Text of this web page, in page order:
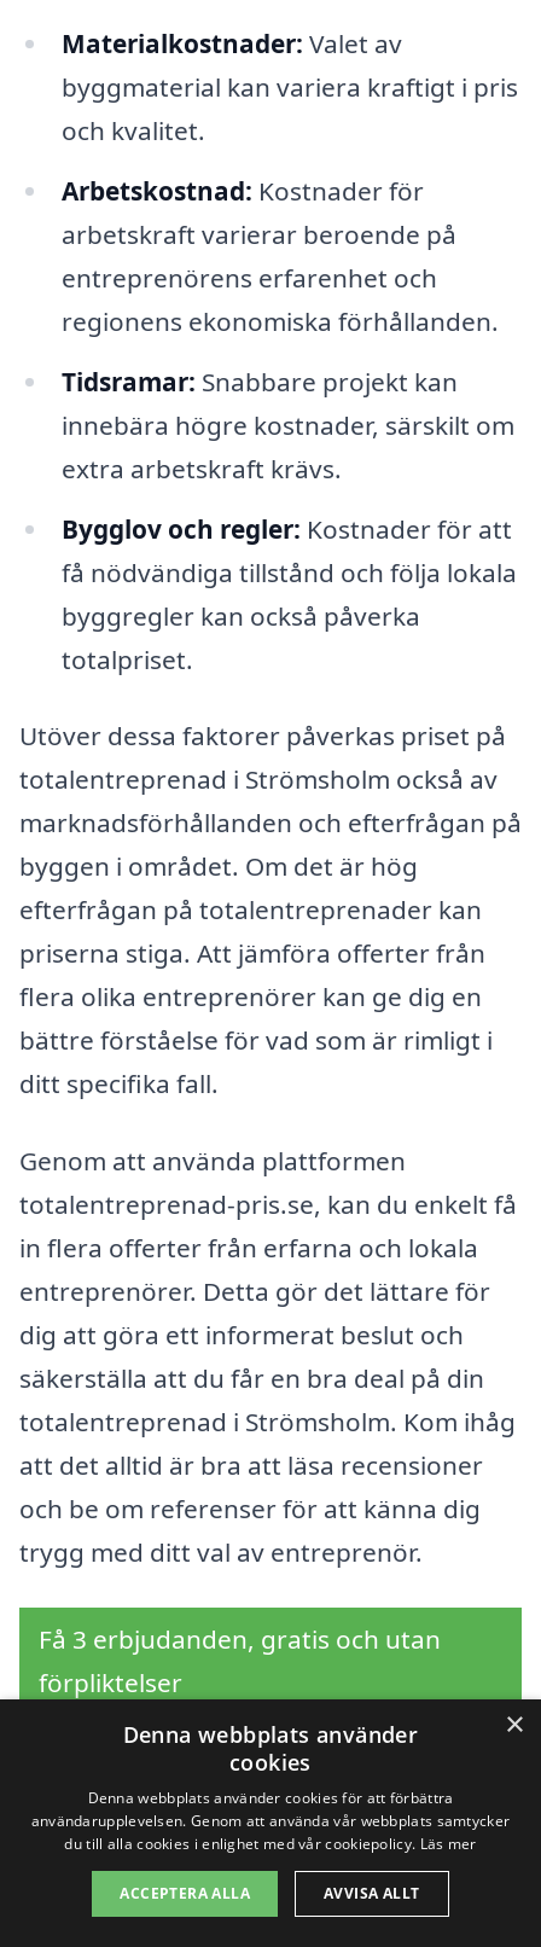
Materialkostnader: Valet av
byggmaterial kan variera kraftigt i pris
och kvalitet.
Arbetskostnad: Kostnader för
arbetskraft varierar beroende på
entreprenörens erfarenhet och
regionens ekonomiska förhållanden.
Tidsramar: Snabbare projekt kan
innebära högre kostnader, särskilt om
extra arbetskraft krävs.
Bygglov och regler: Kostnader för att
få nödvändiga tillstånd och följa lokala
byggregler kan också påverka
totalpriset.
Utöver dessa faktorer påverkas priset på
totalentreprenad i Strömsholm också av
marknadsförhållanden och efterfrågan på
byggen i området. Om det är hög
efterfrågan på totalentreprenader kan
priserna stiga. Att jämföra offerter från
flera olika entreprenörer kan ge dig en
bättre förståelse för vad som är rimligt i
ditt specifika fall.
Genom att använda plattformen
totalentreprenad-pris.se, kan du enkelt få
in flera offerter från erfarna och lokala
entreprenörer. Detta gör det lättare för
dig att göra ett informerat beslut och
säkerställa att du får en bra deal på din
totalentreprenad i Strömsholm. Kom ihåg
att det alltid är bra att läsa recensioner
och be om referenser för att känna dig
trygg med ditt val av entreprenör.
Få 3 erbjudanden, gratis och utan
förpliktelser
Sök efter en
professionell för
totalentreprenad i
×
Denna webbplats använder
cookies
Denna webbplats använder cookies för att förbättra
användarupplevelsen. Genom att använda vår webbplats samtycker
du till alla cookies i enlighet med vår cookiepolicy. Läs mer
ACCEPTERA ALLA AVVISA ALLT